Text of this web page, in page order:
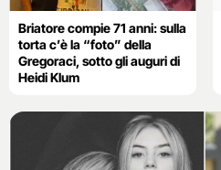
Briatore compie 71 anni: sulla
torta c’è la “foto” della
Gregoraci, sotto gli auguri di
Heidi Klum